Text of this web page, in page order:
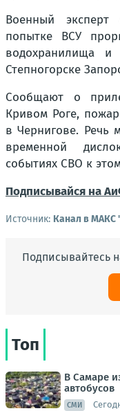
Военный
попытке ВСУ
водохранилища
Степногорске
Сообщают о
Кривом Роге,
в Чернигове. Речь
временной
событиях СВО к
Подписывайся на
Источник: Канал в МАКС
Подписывайтесь
Топ
В Самаре
автобусов
СМИ